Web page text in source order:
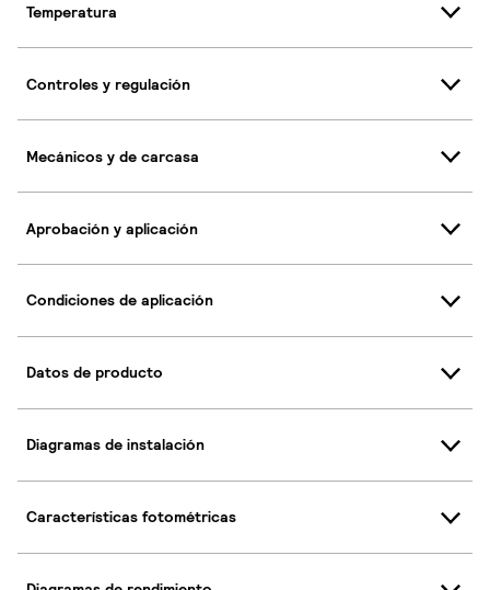
Temperatura
Controles y regulación
Mecánicos y de carcasa
Aprobación y aplicación
Condiciones de aplicación
Datos de producto
Diagramas de instalación
Características fotométricas